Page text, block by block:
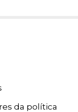
da política